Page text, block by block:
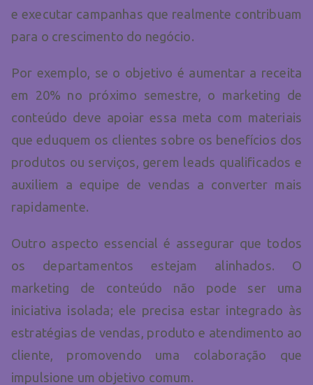
e executar campanhas que realmente contribuam
para o crescimento do negócio.
Por exemplo, se o objetivo é aumentar a receita
em 20% no próximo semestre, o marketing de
conteúdo deve apoiar essa meta com materiais
que eduquem os clientes sobre os benefícios dos
produtos ou serviços, gerem leads qualificados e
auxiliem a equipe de vendas a converter mais
rapidamente.
Outro aspecto essencial é assegurar que todos
os departamentos estejam alinhados. O
marketing de conteúdo não pode ser uma
iniciativa isolada; ele precisa estar integrado às
estratégias de vendas, produto e atendimento ao
cliente, promovendo uma colaboração que
impulsione um objetivo comum.